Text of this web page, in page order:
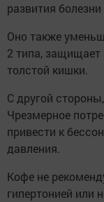
развития
Оно также
2 типа, защищает
толстой кишки.
С другой
Чрезмерное
привести к
давления.
Кофе не
гипертонией или